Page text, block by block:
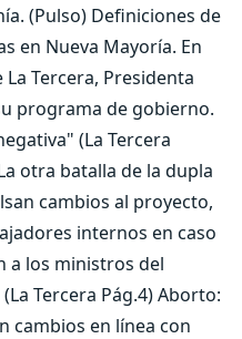
(Pulso) Definiciones de
en Nueva Mayoría. En
Tercera, Presidenta
programa de gobierno.
(La Tercera
otra batalla de la dupla
cambios al proyecto,
internos en caso
a los ministros del
Tercera Pág.4) Aborto:
cambios en línea con